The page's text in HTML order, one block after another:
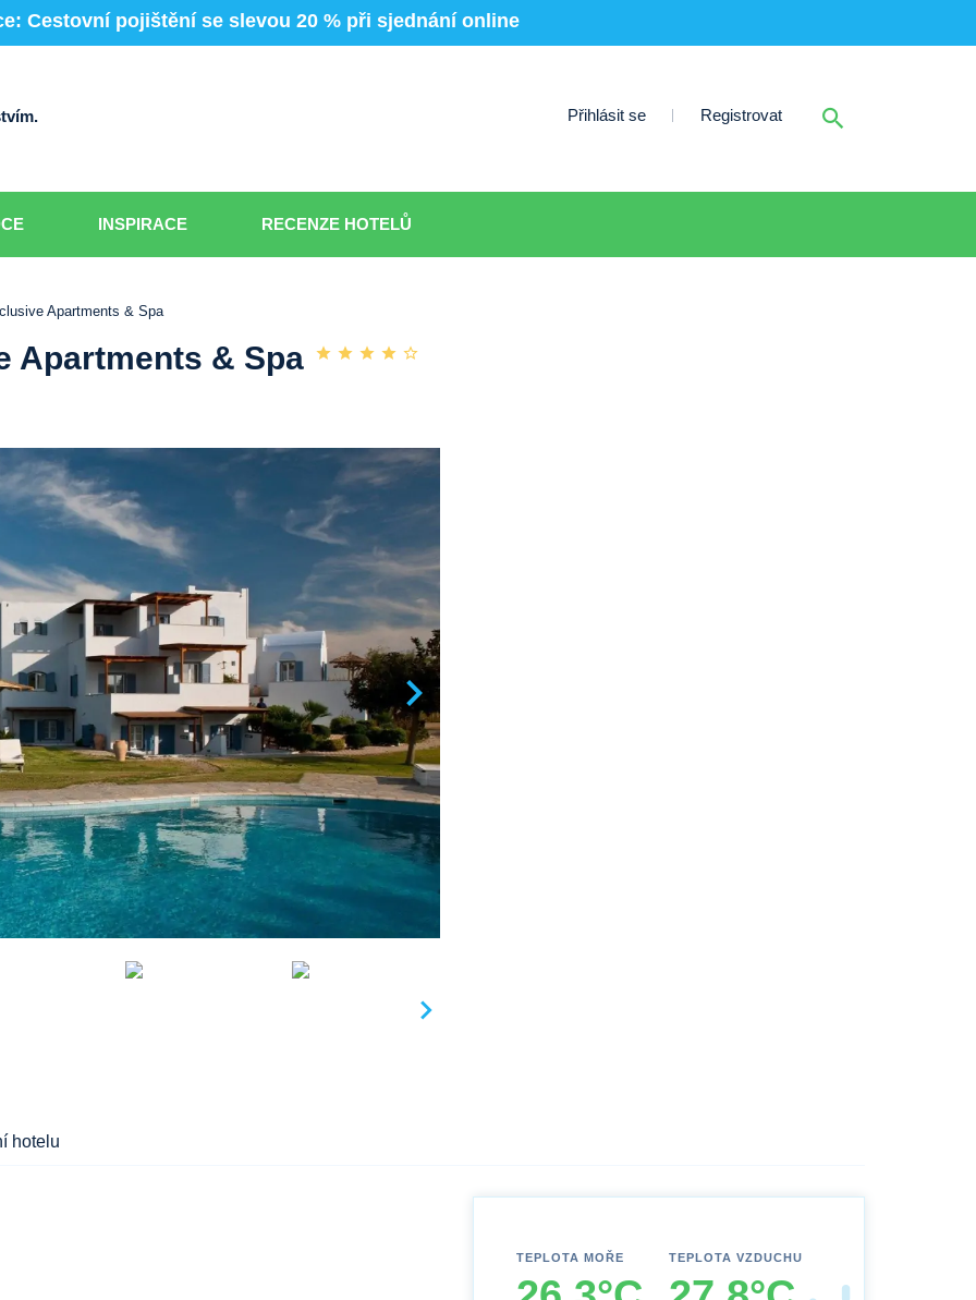
Cestovní pojištění se slevou 20 % při sjednání online
Přihlásit se Registrovat
INSPIRACE RECENZE HOTELŮ
Apartments & Spa
Apartments & Spa
hotelu
TEPLOTA MOŘE TEPLOTA VZDUCHU